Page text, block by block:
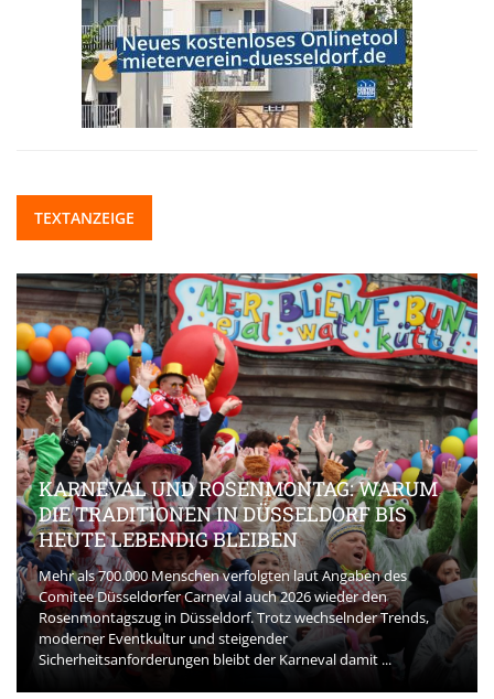
TEXTANZEIGE
KARNEVAL UND ROSENMONTAG: WARUM
DIE TRADITIONEN IN DÜSSELDORF BIS
HEUTE LEBENDIG BLEIBEN
Mehr als 700.000 Menschen verfolgten laut Angaben des
Comitee Düsseldorfer Carneval auch 2026 wieder den
Rosenmontagszug in Düsseldorf. Trotz wechselnder Trends,
moderner Eventkultur und steigender
Sicherheitsanforderungen bleibt der Karneval damit ...